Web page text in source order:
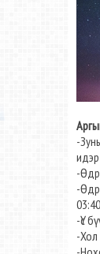
-
-
-
-Үс
-Хол